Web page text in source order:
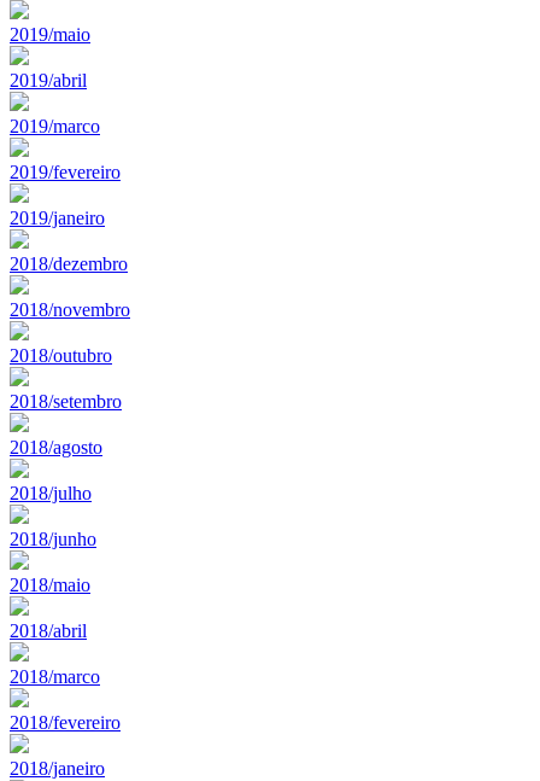
2019/maio
2019/abril
2019/marco
2019/fevereiro
2019/janeiro
2018/dezembro
2018/novembro
2018/outubro
2018/setembro
2018/agosto
2018/julho
2018/junho
2018/maio
2018/abril
2018/marco
2018/fevereiro
2018/janeiro